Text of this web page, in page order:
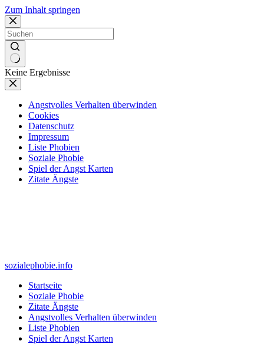
Zum Inhalt springen
Keine Ergebnisse
Angstvolles Verhalten überwinden
Cookies
Datenschutz
Impressum
Liste Phobien
Soziale Phobie
Spiel der Angst Karten
Zitate Ängste
sozialephobie.info
Startseite
Soziale Phobie
Zitate Ängste
Angstvolles Verhalten überwinden
Liste Phobien
Spiel der Angst Karten